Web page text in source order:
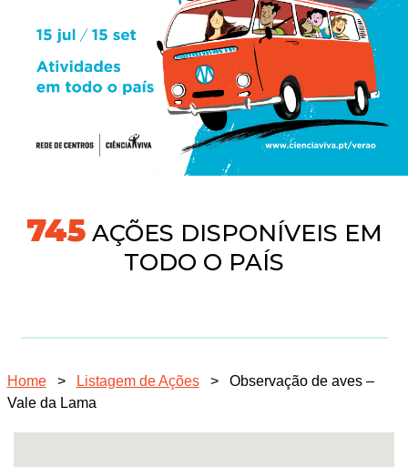
745AÇÕES DISPONÍVEIS EM
TODO O PAÍS
Home > Listagem de Ações >
Observação de aves –
Vale da Lama